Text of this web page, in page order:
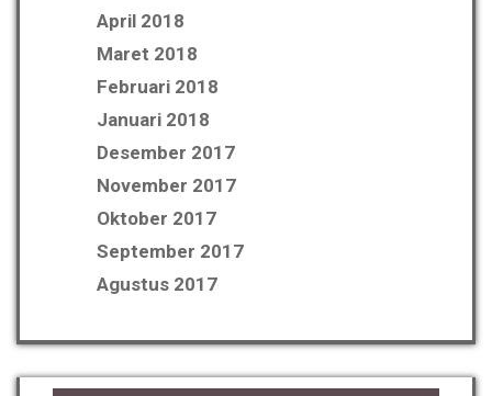
April 2018
Maret 2018
Februari 2018
Januari 2018
Desember 2017
November 2017
Oktober 2017
September 2017
Agustus 2017